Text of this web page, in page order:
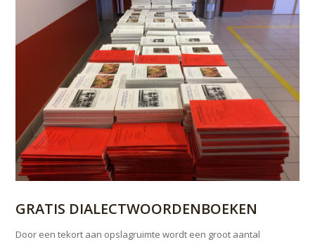
GRATIS DIALECTWOORDENBOEKEN
Door een tekort aan opslagruimte wordt een groot aantal